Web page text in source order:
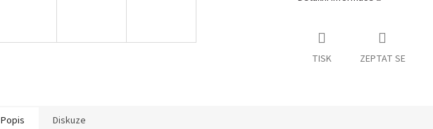
TISK ZEPTAT SE
Popis Diskuze